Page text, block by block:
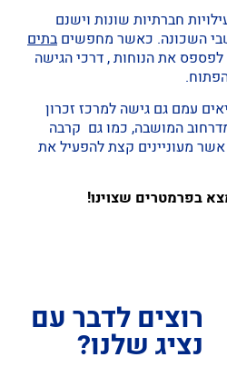
חברתיות שונות וישנם
השכונה. כאשר מחפשים בתים
לפספס את הנוחות , דרכי הגישה
עמם גם גישה למרכז זכרון
המושבה, כמו גם קרבה
מעוניינים קצת להפעיל את
בפרמטרים שצוינו!
רוצים לדבר עם
נציג שלנו?